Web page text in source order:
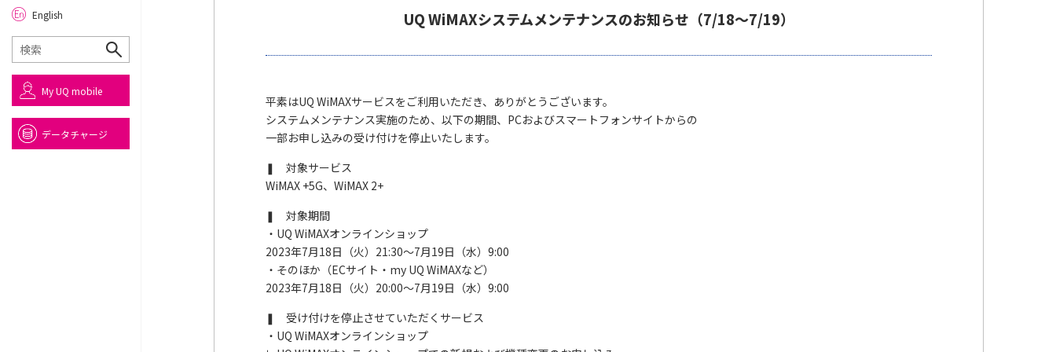
UQ WiMAXシステムメンテナンスのお知らせ（7/18～7/19）
平素はUQ WiMAXサービスをご利用いただき、ありがとうございます。
システムメンテナンス実施のため、以下の期間、PCおよびスマートフォンサイトからの
一部お申し込みの受け付けを停止いたします。
❚ 対象サービス
WiMAX +5G、WiMAX 2+
❚ 対象期間
・UQ WiMAXオンラインショップ
2023年7月18日（火）21:30～7月19日（水）9:00
・そのほか（ECサイト・my UQ WiMAXなど）
2023年7月18日（火）20:00～7月19日（水）9:00
❚ 受け付けを停止させていただくサービス
・UQ WiMAXオンラインショップ
English
My UQ mobile
データチャージ